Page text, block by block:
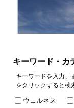
キーワード・カ
キーワードを入力、
をクリックすると検
ウェルネス